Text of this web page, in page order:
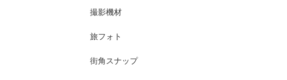
撮影機材
旅フォト
街角スナップ